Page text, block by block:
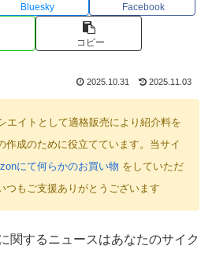
Bluesky Facebook
コピー
2025.10.31 2025.11.03
エイトとして適格販売により紹介料を
作成のために役立てています。当サイ
にて何らかのお買い物 をしていただ
つもご支援ありがとうございます
関するニュースはあなたのサイク